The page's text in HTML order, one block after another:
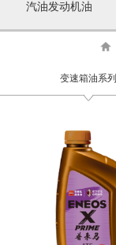
汽油发动机油
变速箱油系列